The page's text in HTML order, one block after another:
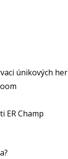
únikových her
ER Champ